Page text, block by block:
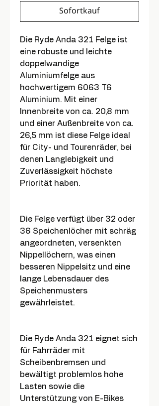
Sofortkauf
Die Ryde Anda 321 Felge ist
eine robuste und leichte
doppelwandige
Aluminiumfelge aus
hochwertigem 6063 T6
Aluminium. Mit einer
Innenbreite von ca. 20,8 mm
und einer Außenbreite von ca.
26,5 mm ist diese Felge ideal
für City- und Tourenräder, bei
denen Langlebigkeit und
Zuverlässigkeit höchste
Priorität haben.
Die Felge verfügt über 32 oder
36 Speichenlöcher mit schräg
angeordneten, versenkten
Nippellöchern, was einen
besseren Nippelsitz und eine
lange Lebensdauer des
Speichenmusters
gewährleistet.
Die Ryde Anda 321 eignet sich
für Fahrräder mit
Scheibenbremsen und
bewältigt problemlos hohe
Lasten sowie die
Unterstützung von E-Bikes